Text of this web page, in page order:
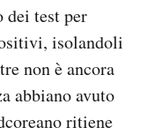
dei test per
isolandoli
non è ancora
abbiano avuto
ritiene